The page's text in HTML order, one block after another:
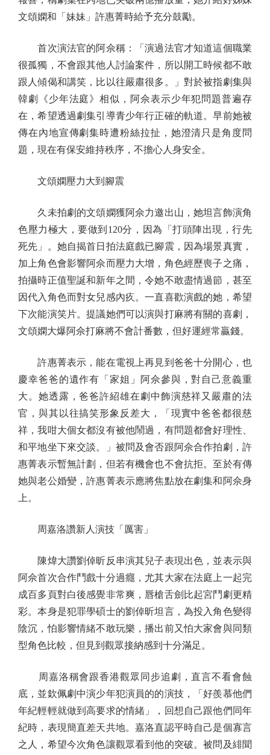
文頌嫻和「妹妹」許惠菁時給予充分鼓勵。
首次演法官的阿佘稱：「演過法官才知道這個職業
很孤獨，不會跟其他人討論案件，所以開工時候都不敢
跟人傾偈和講笑，比以往嚴肅很多。」對於被指劇集與
韓劇《少年法庭》相似，阿佘表示少年犯問題普遍存
在，希望透過劇集引導青少年行正確的軌道。早前她被
傳在內地宣傳劇集時遭粉絲拉扯，她澄清只是角度問
題，現在有保安維持秩序，不擔心人身安全。
文頌嫻壓力大到腳震
久未拍劇的文頌嫻獲阿佘力邀出山，她坦言飾演角
色壓力極大，要做到120分，因為「打頭陣出現，行先
死先」。她自揭首日拍法庭戲已腳震，因為場景真實，
加上角色會影響阿佘而壓力大增，角色經歷喪子之痛，
拍攝時正值聖誕和新年之間，令她不敢盡情過節，甚至
因代入角色而對女兒感內疚。一直喜歡演戲的她，希望
下次能演笑片。提議她們可以演與打麻將有關的喜劇，
文頌嫻大爆阿佘打麻將不會計番數，但好運經常贏錢。
許惠菁表示，能在電視上再見到爸爸十分開心，也
慶幸爸爸的遺作有「家姐」阿佘參與，對自己意義重
大。她透露，爸爸許紹雄在劇中飾演慈祥又嚴肅的法
官，與其以往搞笑形象反差大，「現實中爸爸都很慈
祥，我咁大個女都沒有被他鬧過，有問題都會好理性、
和平地坐下來交談。」被問及會否跟阿佘合作拍劇，許
惠菁表示暫無計劃，但若有機會也不會抗拒。至於有傳
她與老公婚變，許惠菁表示應將焦點放在劇集和阿佘身
上。
周嘉洛讚新人演技「厲害」
陳煒大讚劉倬昕反串演其兒子表現出色，並表示與
阿佘首次合作鬥戲十分過癮，尤其大家在法庭上一起完
成百多頁對白後感覺非常爽，唇槍舌劍比起宮鬥劇更精
彩。本身是犯罪學碩士的劉倬昕坦言，為投入角色變得
陰沉，怕影響情緒不敢玩樂，播出前又怕大家會與同類
型角色比較，但見到觀眾接納感到十分滿足。
周嘉洛稱會跟香港觀眾同步追劇，直言不看會蝕
底，並欽佩劇中演少年犯演員的的演技，「好羨慕他們
年紀輕輕就做到高要求的情緒」，回想自己跟他們同年
紀時，表現簡直差天共地。嘉洛直認平時自己是個寡言
之人，希望今次角色讓觀眾看到他的突破。被問及緋聞